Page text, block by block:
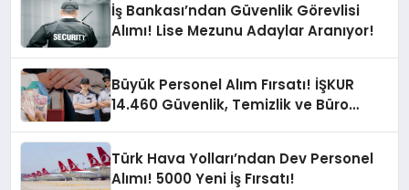
İş Bankası’ndan Güvenlik Görevlisi
Alımı! Lise Mezunu Adaylar Aranıyor!
Büyük Personel Alım Fırsatı! İŞKUR
14.460 Güvenlik, Temizlik ve Büro
Türk Hava Yolları’ndan Dev Personel
Alımı! 5000 Yeni İş Fırsatı!